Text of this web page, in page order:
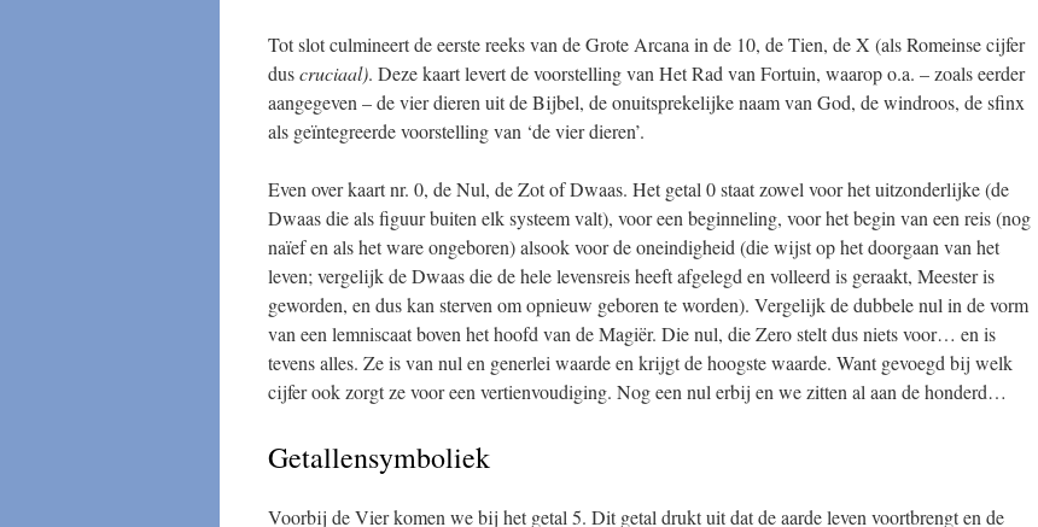
Tot slot culmineert de eerste reeks van de Grote Arcana in de 10, de Tien, de X (als Romeinse cijfer
duscruciaal). Deze kaart levert de voorstelling van Het Rad van Fortuin, waarop o.a. – zoals eerder
aangegeven – de vier dieren uit de Bijbel, de onuitsprekelijke naam van God, de windroos, de sfinx
als geïntegreerde voorstelling van ‘de vier dieren’.
Even over kaart nr. 0, de Nul, de Zot of Dwaas. Het getal 0 staat zowel voor het uitzonderlijke (de
Dwaas die als figuur buiten elk systeem valt), voor een beginneling, voor het begin van een reis (nog
naïef en als het ware ongeboren) alsook voor de oneindigheid (die wijst op het doorgaan van het
leven; vergelijk de Dwaas die de hele levensreis heeft afgelegd en volleerd is geraakt, Meester is
geworden, en dus kan sterven om opnieuw geboren te worden). Vergelijk de dubbele nul in de vorm
van een lemniscaat boven het hoofd van de Magiër. Die nul, die Zero stelt dus niets voor… en is
tevens alles. Ze is van nul en generlei waarde en krijgt de hoogste waarde. Want gevoegd bij welk
cijfer ook zorgt ze voor een vertienvoudiging. Nog een nul erbij en we zitten al aan de honderd…
Getallensymboliek
Voorbij de Vier komen we bij het getal 5. Dit getal drukt uit dat de aarde leven voortbrengt en de